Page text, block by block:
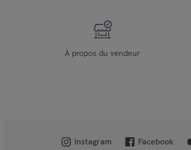
À propos du vendeur
Instagram Facebook